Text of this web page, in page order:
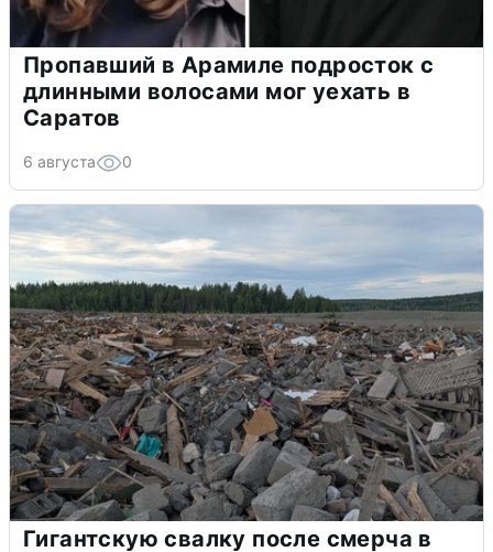
Пропавший в Арамиле подросток с
длинными волосами мог уехать в
Саратов
6 августа 0
Гигантскую свалку после смерча в